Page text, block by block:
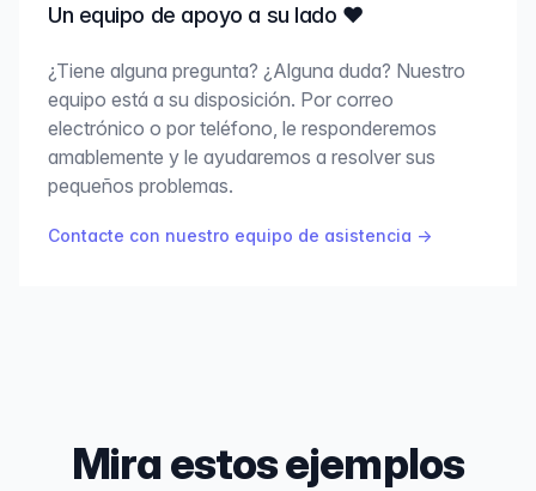
Un equipo de apoyo a su lado ♥️
¿Tiene alguna pregunta? ¿Alguna duda? Nuestro
equipo está a su disposición. Por correo
electrónico o por teléfono, le responderemos
amablemente y le ayudaremos a resolver sus
pequeños problemas.
Contacte con nuestro equipo de asistencia →
Mira estos ejemplos